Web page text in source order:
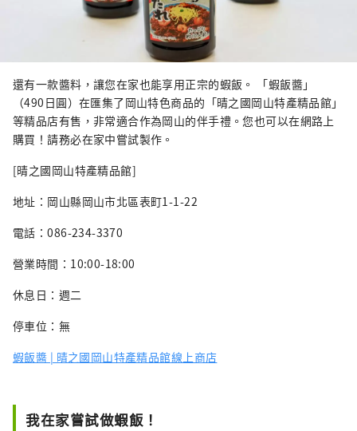
還有一款醬料，讓您在家也能享用正宗的蝦飯。 「蝦飯醬」
（490日圓）在匯集了岡山特色商品的「晴之國岡山特產精品館」
等精品店有售，非常適合作為岡山的伴手禮。您也可以在網路上
購買！請務必在家中嘗試製作。
[晴之國岡山特產精品館]
地址：岡山縣岡山市北區表町1-1-22
電話：086-234-3370
營業時間：10:00-18:00
休息日：週二
停車位：無
蝦飯醬 | 晴之國岡山特產精品館線上商店
我在家嘗試做蝦飯！